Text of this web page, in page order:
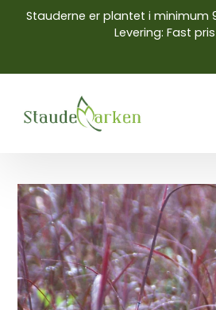
Stauderne er plantet i minimum
Levering: Fast